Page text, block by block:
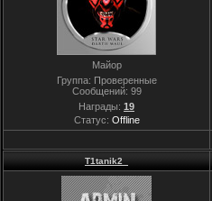
Майор
Группа: Проверенные
Сообщений: 99
Награды: 19
Статус: Offline
T1tanik2_